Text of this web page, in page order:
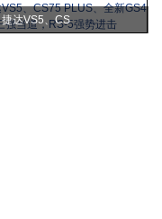
捷达VS5、CS